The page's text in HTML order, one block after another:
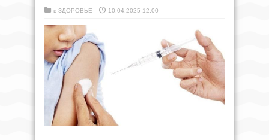
в ЗДОРОВЬЕ 10.04.2025 12:00